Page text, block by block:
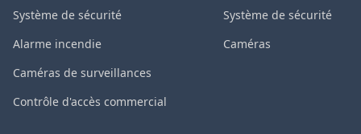
Système de sécurité
Alarme incendie
Caméras de surveillances
Contrôle d'accès commercial
Système de sécurité
Caméras